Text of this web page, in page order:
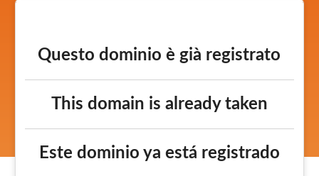
Questo dominio è già registrato
This domain is already taken
Este dominio ya está registrado